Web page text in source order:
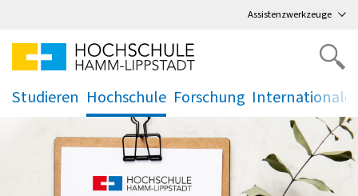
Assistenzwerkzeuge
Studieren Hochschule
.
Forschung
.